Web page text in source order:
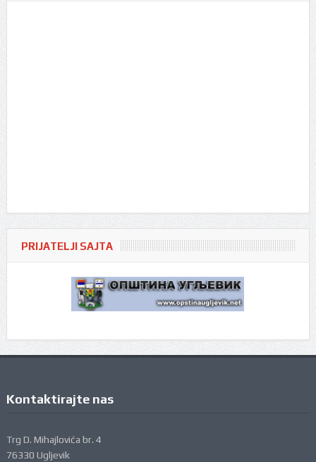
PRIJATELJI SAJTA
Kontaktirajte nas
Trg D. Mihajlovića br. 4
76330 Ugljevik